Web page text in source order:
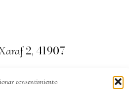
consentimiento
2, 41907
Concepción. Sevilla